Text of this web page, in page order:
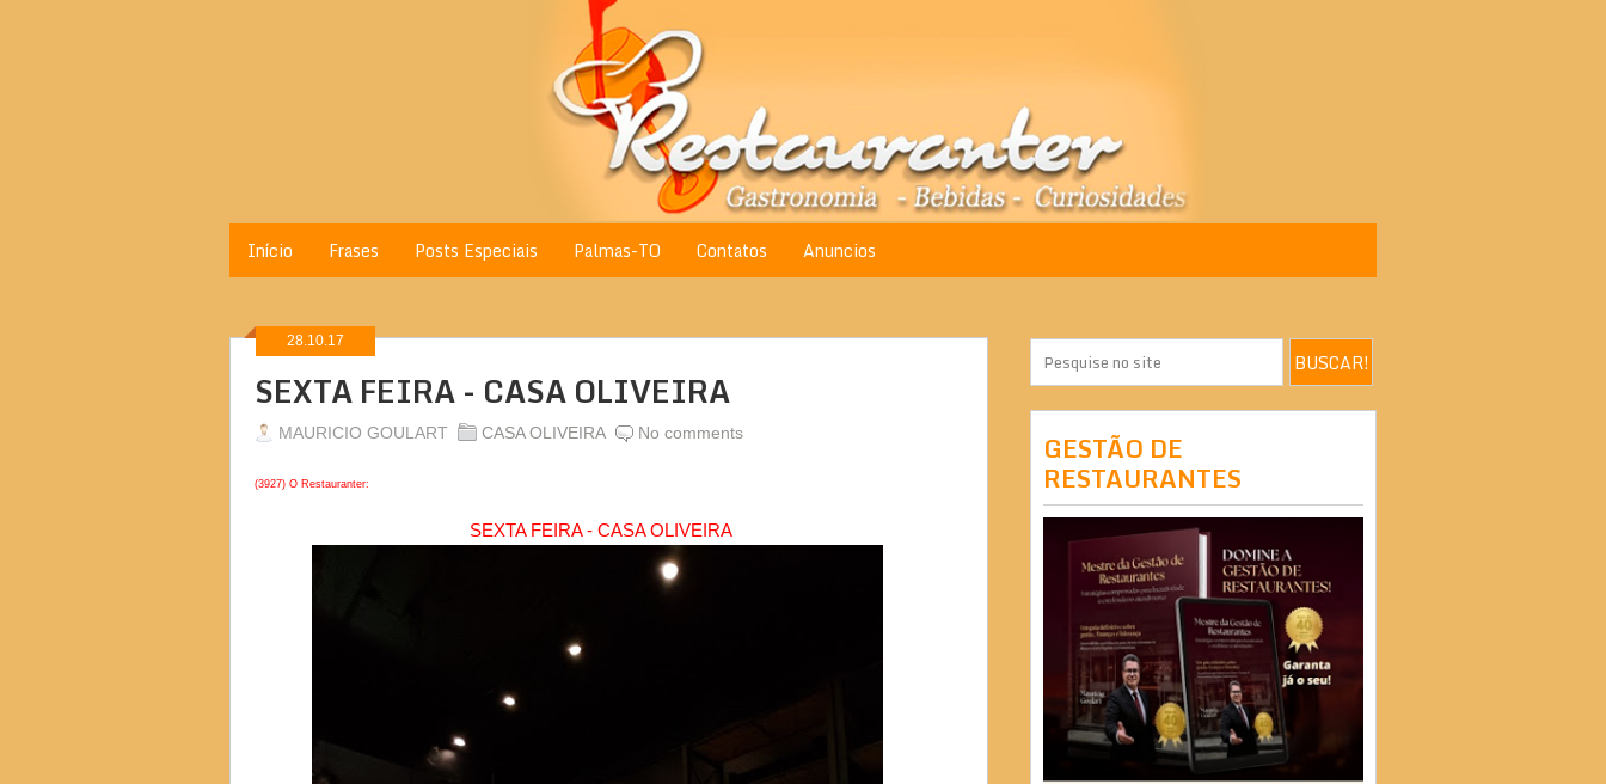
Início Frases Posts Especiais Palmas-TO Contatos Anuncios
28.10.17
SEXTA FEIRA - CASA OLIVEIRA
MAURICIO GOULART CASA OLIVEIRA No comments
(3927) O Restauranter:
SEXTA FEIRA - CASA OLIVEIRA
GESTÃO DE
RESTAURANTES